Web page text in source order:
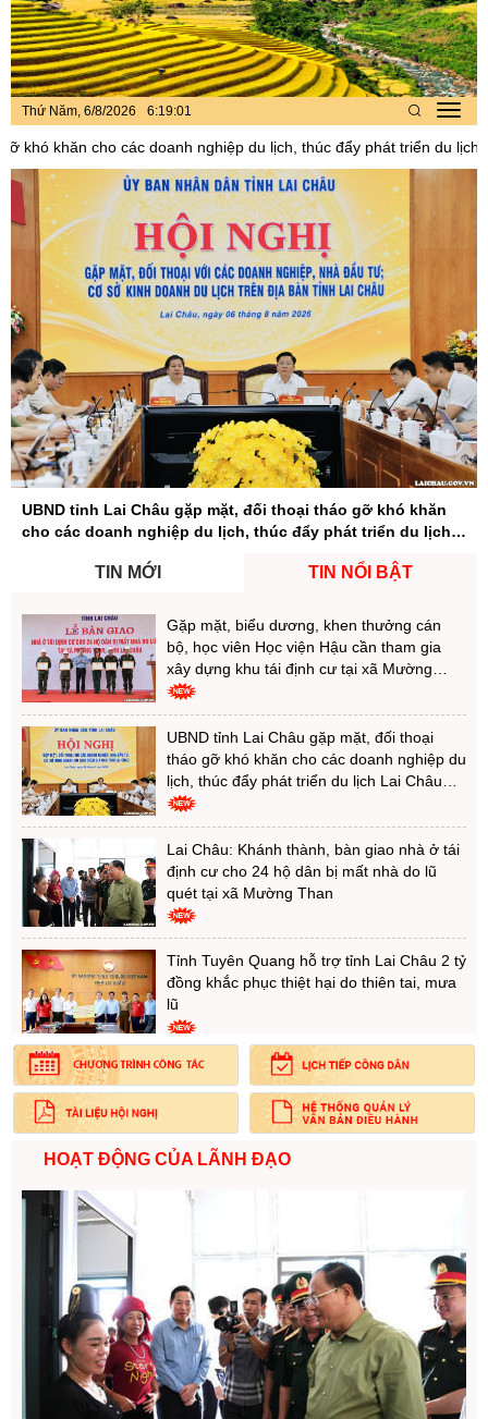
Thứ Năm, 6/8/2026 6:19:03
doanh nghiệp du lịch, thúc đẩy phát triển du lịch Lai Châu bền vững
UBND tỉnh Lai Châu gặp mặt, đối thoại tháo gỡ khó khăn
cho các doanh nghiệp du lịch, thúc đẩy phát triển du lịch
TIN MỚI TIN NỔI BẬT
Gặp mặt, biểu dương, khen thưởng cán
bộ, học viên Học viện Hậu cần tham gia
xây dựng khu tái định cư tại xã Mường
Than
UBND tỉnh Lai Châu gặp mặt, đối thoại
tháo gỡ khó khăn cho các doanh nghiệp du
lịch, thúc đẩy phát triển du lịch Lai Châu
bền vững
Lai Châu: Khánh thành, bàn giao nhà ở tái
định cư cho 24 hộ dân bị mất nhà do lũ
quét tại xã Mường Than
Tỉnh Tuyên Quang hỗ trợ tỉnh Lai Châu 2 tỷ
đồng khắc phục thiệt hại do thiên tai, mưa
lũ
Phiên họp toàn thể về ngoại giao khoa học
công nghệ góp phần kiến tạo năng lực
phát triển quốc gia
sở giáo dục để khắc phục tình trạng thiếu
Phiên họp toàn thể về đối ngoại Đảng và
đối ngoại nhân dân
Văn phòng UBND tỉnh Lai Châu quyên góp,
HOẠT ĐỘNG CỦA LÃNH ĐẠO